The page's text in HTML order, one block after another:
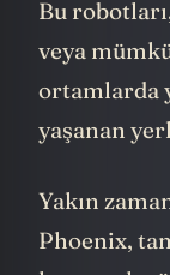
Bu robotları,
veya
ortamlarda
Yakın